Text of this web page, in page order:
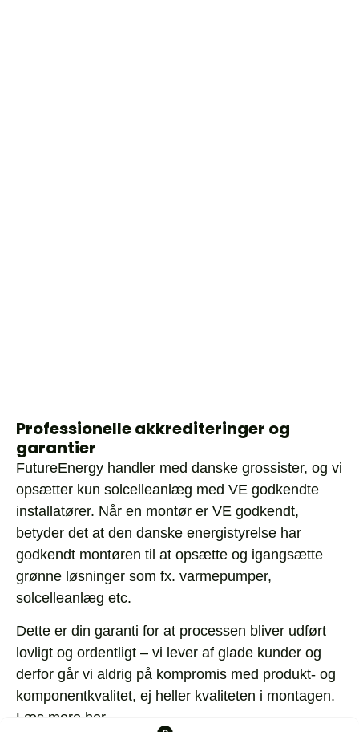
Professionelle akkrediteringer og
garantier
FutureEnergy handler med danske grossister, og vi
opsætter kun solcelleanlæg med VE godkendte
installatører. Når en montør er VE godkendt,
betyder det at den danske energistyrelse har
godkendt montøren til at opsætte og igangsætte
grønne løsninger som fx. varmepumper,
solcelleanlæg etc.
Dette er din garanti for at processen bliver udført
lovligt og ordentligt – vi lever af glade kunder og
derfor går vi aldrig på kompromis med produkt- og
komponentkvalitet, ej heller kvaliteten i montagen.
Læs mere her.